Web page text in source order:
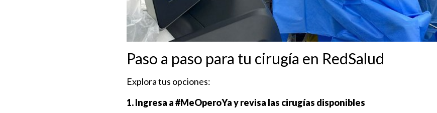
Paso a paso para tu cirugía en RedSalud
Explora tus opciones:
1. Ingresa a #MeOperoYa y revisa las cirugías disponibles